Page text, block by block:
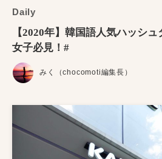
Daily
【2020年】韓国語人気ハッシ
女子必見！#
みく（chocomoti編集長）